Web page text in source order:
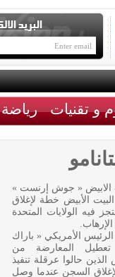
و تقنيات رياضة
الابيض « جوش إرنست »
الأبيض خطة لإغلاق
فيه الولايات المتحدة
الأمريكي « باراك
المعارضة من
حالوا عرقلة تنفيذ
لإغلاق السجن عندما وصل